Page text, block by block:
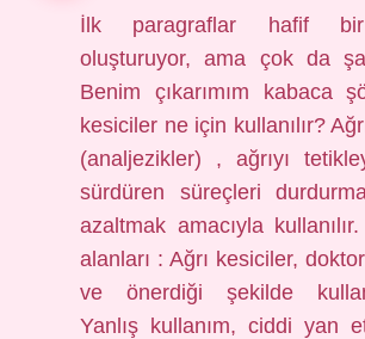
İlk paragraflar hafif
oluşturuyor, ama çok da
Benim çıkarımım kabaca
kesiciler ne için kullanılır?
(analjezikler) , ağrıyı
sürdüren süreçleri
azaltmak amacıyla
alanları : Ağrı kesiciler,
ve önerdiği şekilde
Yanlış kullanım, ciddi yan